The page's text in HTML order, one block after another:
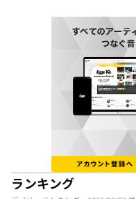
ランキング